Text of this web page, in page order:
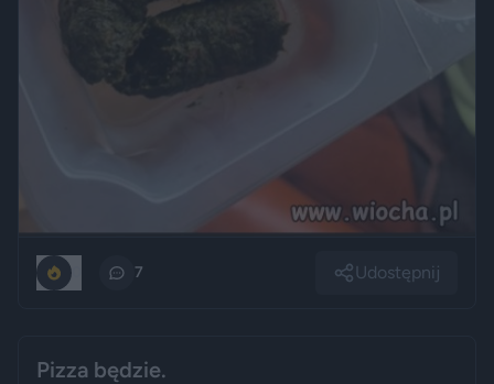
7 Udostępnij
Pizza będzie.